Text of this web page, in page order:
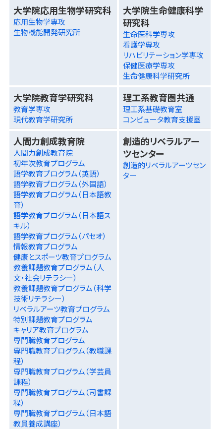
大学院応用生物学研究科
応用生物学専攻
生物機能開発研究所
大学院生命健康科学
研究科
生命医科学専攻
看護学専攻
リハビリテーション学専攻
保健医療学専攻
生命健康科学研究所
大学院教育学研究科
教育学専攻
現代教育学研究所
理工系教育圏共通
理工系基礎教育室
コンピュータ教育支援室
人間力創成教育院
人間力創成教育院
初年次教育プログラム
語学教育プログラム（英語）
語学教育プログラム（外国語）
語学教育プログラム（日本語教
育）
語学教育プログラム（日本語ス
キル）
語学教育プログラム（パセオ）
情報教育プログラム
健康とスポーツ教育プログラム
教養課題教育プログラム（人
文・社会リテラシー）
教養課題教育プログラム（科学
技術リテラシー）
リベラルアーツ教育プログラム
特別課題教育プログラム
キャリア教育プログラム
専門職教育プログラム
専門職教育プログラム（教職課
程）
専門職教育プログラム（学芸員
課程）
専門職教育プログラム（司書課
程）
専門職教育プログラム（日本語
教員養成講座）
創造的リベラルアー
ツセンター
創造的リベラルアーツセン
ター